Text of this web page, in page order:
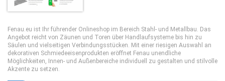
Fenau.eu ist Ihr führender Onlineshop im Bereich Stahl- und Metallbau. Das
Angebot reicht von Zäunen und Toren über Handlaufsysteme bis hin zu
Säulen und vielseitigen Verbindungsstücken. Mit einer riesigen Auswahl an
dekorativen Schmiedeeisenprodukten eröffnet Fenau unendliche
Möglichkeiten, Innen- und Außenbereiche individuell zu gestalten und stilvolle
Akzente zu setzen.